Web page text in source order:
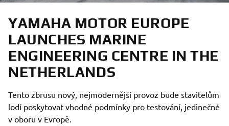
YAMAHA MOTOR EUROPE
LAUNCHES MARINE
ENGINEERING CENTRE IN THE
NETHERLANDS
Tento zbrusu nový, nejmodernější provoz bude stavitelům
lodí poskytovat vhodné podmínky pro testování, jedinečné
v oboru v Evropě.